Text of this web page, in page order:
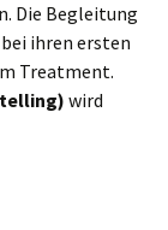
Die Begleitung
ihren ersten
Treatment.
wird